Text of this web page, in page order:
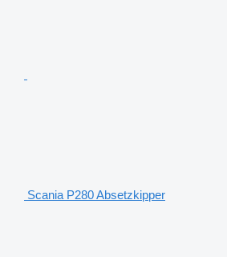
Scania P280 Absetzkipper